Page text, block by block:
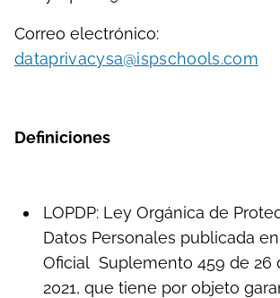
Correo electrónico:
dataprivacysa@ispschools.com
Definiciones
LOPDP: Ley Orgánica de
Datos Personales publicada
Oficial Suplemento 459 de 26
2021, que tiene por objeto